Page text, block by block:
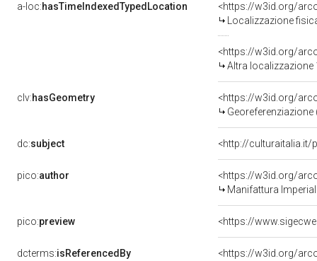
a-loc:hasTimeIndexedTypedLocation
<https://w3id.org/
Localizzazione
<https://w3id.org/
Altra localizzazione
clv:hasGeometry
<https://w3id.org/
dc:subject <http://culturaitalia.it/
pico:author
<https://w3id.org/
Manifattura
pico:preview <https://
dcterms:isReferencedBy
<https://w3id.org/